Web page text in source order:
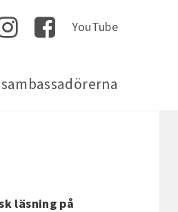
InstagramFacebook
YouTube
läsning på